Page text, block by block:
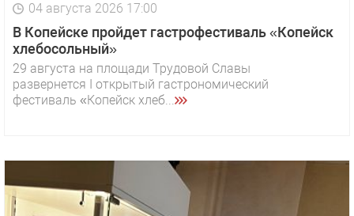
04 августа 2026 17:00
В Копейске пройдет гастрофестиваль «Копейск
хлебосольный»
29 августа на площади Трудовой Славы
развернется I открытый гастрономический
фестиваль «Копейск хлеб...